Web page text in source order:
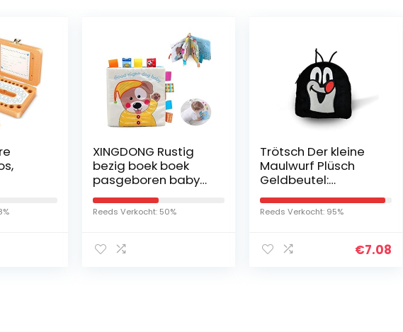
XINGDONG Rustig
bezig boek boek
pasgeboren baby
zachte doek boek
onderwijs-learning
Mode
Reeds Verkocht: 50%
Trötsch Der kleine
Maulwurf Plüsch
Geldbeutel:
Aufbewahrungsbeu
tel
Reeds Verkocht: 95%
€7.08